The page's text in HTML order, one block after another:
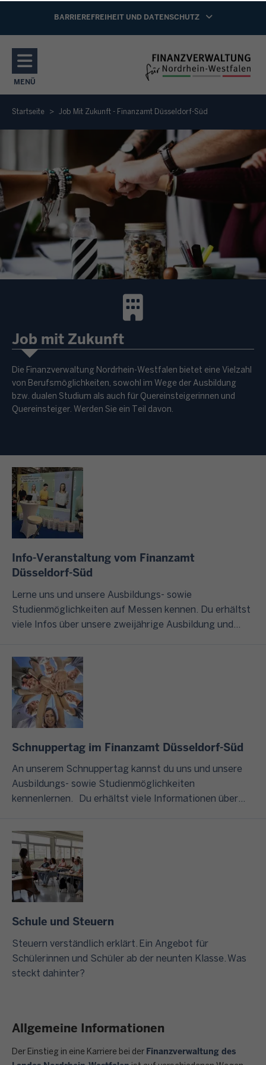
Direkt zum Inhalt
NAVIGATION AKTIVIEREN/DEAKTIVIEREN:
BARRIEREFREIHEIT UND DATENSCHUTZ
MENÜ
NAVIGATION AKTIVIEREN/DEAKTIVIEREN: HAUPTMENÜ
Startseite Job Mit Zukunft - Finanzamt Düsseldorf-Süd
Job mit Zukunft
Die Finanzverwaltung Nordrhein-Westfalen bietet eine Vielzahl
von Berufsmöglichkeiten, sowohl im Wege der Ausbildung
bzw. dualen Studium als auch für Quereinsteigerinnen und
Quereinsteiger. Werden Sie ein Teil davon.
Info-Veranstaltung vom Finanzamt
Düsseldorf-Süd
Lerne uns und unsere Ausbildungs- sowie
Studienmöglichkeiten auf Messen kennen. Du erhältst
viele Infos über unsere zweijährige Ausbildung und
Schnuppertag im Finanzamt Düsseldorf-Süd
An unserem Schnuppertag kannst du uns und unsere
Ausbildungs- sowie Studienmöglichkeiten
kennenlernen. Du erhältst viele Informationen über
Duales Studium. Zudem bekommst du einen ersten
Einblick in unseren Berufsalltag im Finanzamt.
Schule und Steuern
Steuern verständlich erklärt. Ein Angebot für
Schülerinnen und Schüler ab der neunten Klasse. Was
steckt dahinter?
Allgemeine Informationen
Der Einstieg in eine Karriere bei der Finanzverwaltung des